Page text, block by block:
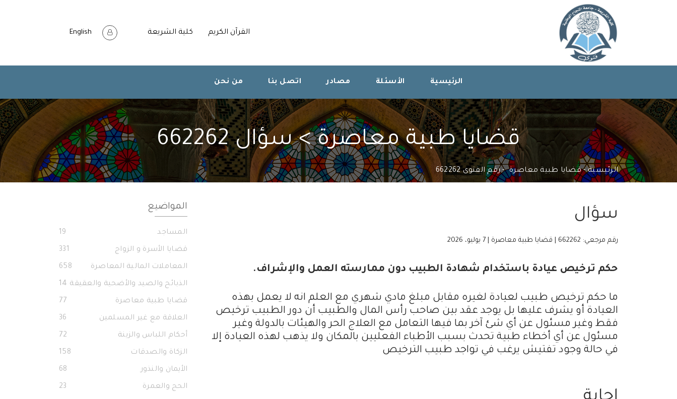
القرآن الكريم كلية الشريعة English
الرئيسية الأسئلة مصادر اتصل بنا من نحن
قضايا طبية معاصرة > سؤال 662262
الرئيسية قضايا طبية معاصرة رقم الفتوى 662262
سؤال
رقم مرجعي: 662262 | قضايا طبية معاصرة | 7 يوليو، 2026
حكم ترخيص عيادة باستخدام شهادة الطبيب دون ممارسته العمل والإشراف.
ما حكم ترخيص طبيب لعيادة لغيره مقابل مبلغ مادي شهري مع العلم انه لا يعمل بهذه
العيادة أو يشرف عليها بل يوجد عقد بين صاحب رأس المال والطبيب أن دور الطبيب ترخيص
فقط وغير مسئول عن أي شئ آخر بما فيها التعامل مع العلاج الحر والهيئات بالدولة وغير
مسئول عن أي أخطاء طبية تحدث بسبب الأطباء الفعليين بالمكان ولا يذهب لهذه العيادة إلا
في حالة وجود تفتيش يرغب في تواجد طبيب الترخيص
المواضيع
المساجد 19
قضايا الأسرة و الزواج 331
المعاملات المالية المعاصرة 658
الذبائح والصيد والأضحية والعقيقة 14
قضايا طبية معاصرة 77
العلاقة مع غير المسلمين 36
أحكام اللباس والزينة 72
الزكاة والصدقات 158
الأيمان والنذور 68
الحج والعمرة 23